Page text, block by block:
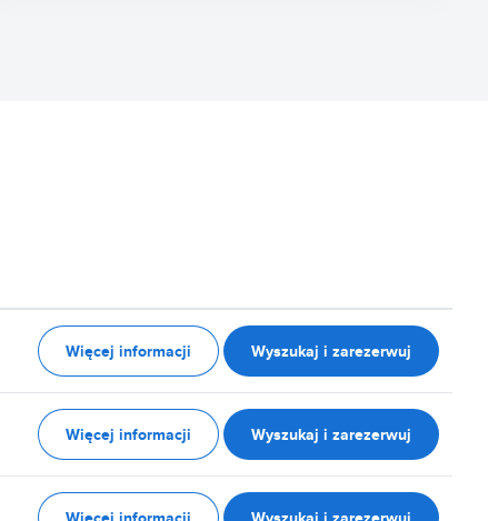
Więcej informacji Wyszukaj i zarezerwuj
Więcej informacji Wyszukaj i zarezerwuj